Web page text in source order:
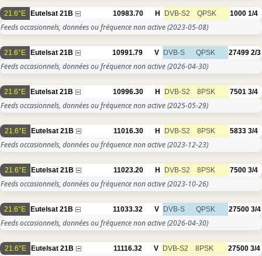
21.6°E Eutelsat 21B 10983.70 H DVB-S2 QPSK 1000 1/4
Feeds occasionnels, données ou fréquence non active(2023-05-08)
21.6°E Eutelsat 21B 10991.79 V DVB-S QPSK 27499 2/3
Feeds occasionnels, données ou fréquence non active(2026-04-30)
21.6°E Eutelsat 21B 10996.30 H DVB-S2 8PSK 7501 3/4
Feeds occasionnels, données ou fréquence non active(2025-05-29)
21.6°E Eutelsat 21B 11016.30 H DVB-S2 8PSK 5833 3/4
Feeds occasionnels, données ou fréquence non active(2023-12-23)
21.6°E Eutelsat 21B 11023.20 H DVB-S2 8PSK 7500 3/4
Feeds occasionnels, données ou fréquence non active(2023-10-26)
21.6°E Eutelsat 21B 11033.32 V DVB-S QPSK 27500 3/4
Feeds occasionnels, données ou fréquence non active(2026-04-30)
21.6°E Eutelsat 21B 11116.32 V DVB-S2 8PSK 27500 3/4